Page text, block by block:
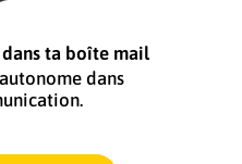
ta boîte mail
dans